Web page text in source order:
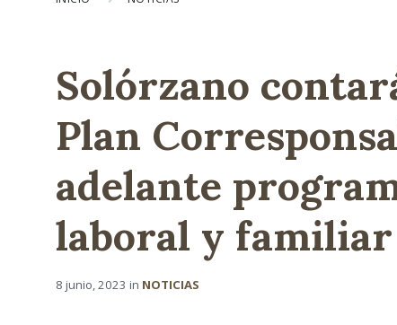
Solórzano
Plan
adelante
laboral y familiar
8 junio, 2023 in NOTICIAS